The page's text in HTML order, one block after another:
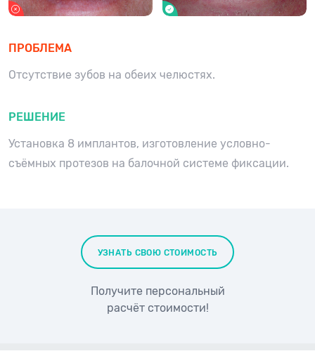
ПРОБЛЕМА
Отсутствие зубов на обеих челюстях.
РЕШЕНИЕ
Установка 8 имплантов, изготовление условно-
съёмных протезов на балочной системе фиксации.
УЗНАТЬ СВОЮ СТОИМОСТЬ
Получите персональный
расчёт стоимости!